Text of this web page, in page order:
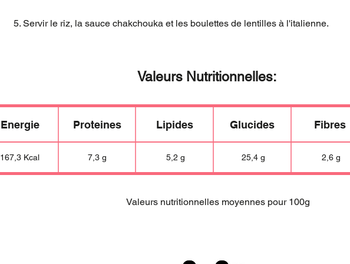
5. Servir le riz, la sauce chakchouka et les boulettes de lentilles à l'italienne.
Valeurs Nutritionnelles:
Energie Proteines Lipides Glucides Fibres
167,3 Kcal 7,3 g 5,2 g 25,4 g 2,6 g
Valeurs nutritionnelles moyennes pour 100g